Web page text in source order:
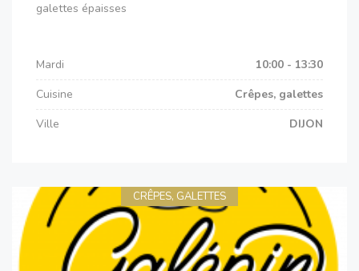
galettes épaisses
Mardi
10:00 - 13:30
Cuisine
Crêpes, galettes
Ville
DIJON
CRÊPES, GALETTES